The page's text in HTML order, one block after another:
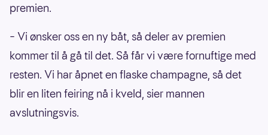
premien.
– Vi ønsker oss en ny båt, så deler av premien
kommer til å gå til det. Så får vi være fornuftige med
resten. Vi har åpnet en flaske champagne, så det
blir en liten feiring nå i kveld, sier mannen
avslutningsvis.